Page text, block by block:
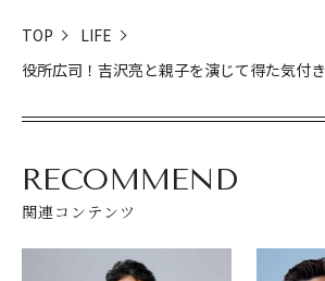
TOP
LIFE
役所広司！吉沢亮と親子を演じて得た気付き
RECOMMEND
関連コンテンツ